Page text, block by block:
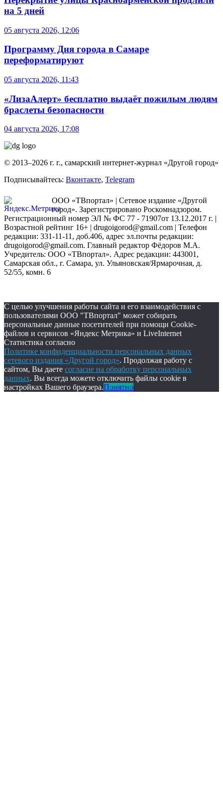
на 5 дней
05 августа 2026, 12:06
Программу Дня города в Самаре
переформатируют
05 августа 2026, 11:43
«ЛизаАлерт» бесплатно выдаёт пожилым людям
браслеты безопасности
04 августа 2026, 17:08
© 2013–2026 г. г., самарский интернет-журнал «Другой город»
Подписывайтесь: Вконтакте, Telegram
ООО «ТВпортал» | Сетевое издание «Другой
город». Зарегистрировано Роскомнадзором.
Регистрационный номер ЭЛ № ФС 77 - 71907от 13.12.2017 г. |
Возрастной рейтинг 16+ | drugoigorod@gmail.com | Телефон
редакции: 331-11-11, доб.406, адрес эл.почты редакции:
drugoigorod@gmail.com. Главный редактор Фёдоров М.А.
Учредитель: ООО «ТВпортал». Адрес редакции: 443001,
Самарская обл., г. Самара, ул. Ульяновская/Ярмарочная, д.
52/55, комн. 6
С целью улучшения работы сайта и его взаимодействия с
пользователями ООО "ТВпортал" может собирать
персональные данные посетителей при помощи Cookie-
файлов и сервисов «Яндекс Метрика» и LiveInternet
Статистика согласно
Политике конфиденциальности персональных данных
сетевого издания «Другой город». Продолжая работу с
сайтом, Вы даете согласие на обработку персональных
данных. Вы всегда можете отключить файлы cookie в
настройках Вашего браузера.Понятно